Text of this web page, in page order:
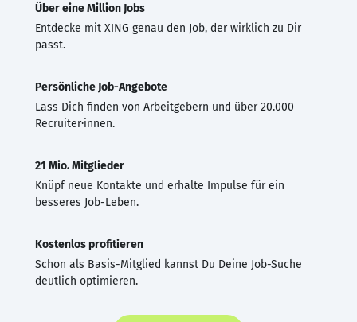
Über eine Million Jobs
Entdecke mit XING genau den Job, der wirklich zu Dir
passt.
Persönliche Job-Angebote
Lass Dich finden von Arbeitgebern und über 20.000
Recruiter·innen.
21 Mio. Mitglieder
Knüpf neue Kontakte und erhalte Impulse für ein
besseres Job-Leben.
Kostenlos profitieren
Schon als Basis-Mitglied kannst Du Deine Job-Suche
deutlich optimieren.